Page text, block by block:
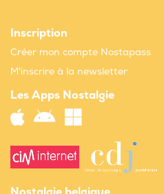
Inscription
Créer mon compte Nostapass
M'inscrire à la newsletter
Les Apps Nostalgie